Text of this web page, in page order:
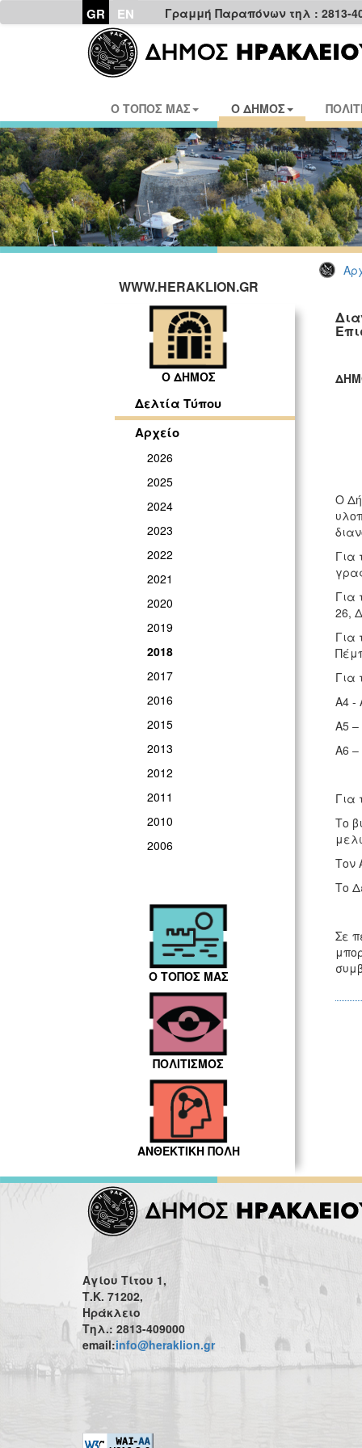
GR EN Γραμμή Παραπόνων τηλ : 2813-
Ο ΤΟΠΟΣ ΜΑΣ Ο ΔΗΜΟΣ
WWW.HERAKLION.GR
Ο ΔΗΜΟΣ
Δελτία Τύπου
Αρχείο
2026
2025
2024
2023
2022
2021
2020
2019
2018
2017
2016
2015
2013
2012
2011
2010
2006
Ο ΤΟΠΟΣ ΜΑΣ
ΠΟΛΙΤΙΣΜΟΣ
ΑΝΘΕΚΤΙΚΗ ΠΟΛΗ
Ο
Για
Για
26,
Για
Για
Α4 -
Α5
A6
Για
Το
Τον
Το
Σε
Αγίου Τίτου 1,
Τ.Κ. 71202,
Ηράκλειο
Τηλ.: 2813-409000
email:info@heraklion.gr